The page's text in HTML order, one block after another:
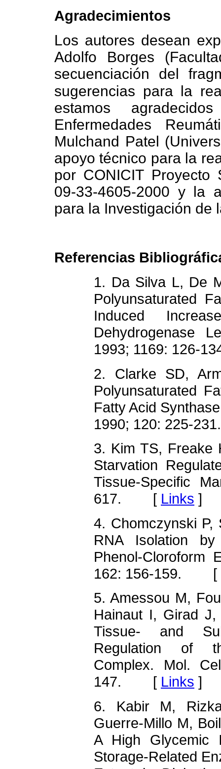
Agradecimientos
Los autores desean
Adolfo Borges
secuenciación del
sugerencias para la
estamos
Enfermedades
Mulchand Patel
apoyo técnico para la
por CONICIT Proyecto
09-33-4605-2000 y la
para la Investigación de
Referencias
1. Da Silva L, De
Polyunsaturated
Induced
Dehydrogenase
1993; 1169:
2. Clarke SD,
Polyunsaturated
Fatty Acid
1990; 120: 225-
3. Kim TS, Freake
Starvation
Tissue-Specific
617. [ Links ]
4. Chomczynski P,
RNA Isolation by
Phenol-Cloroform
162: 156-159. [
5. Amessou M,
Hainaut I, Girad
Tissue- and
Regulation of
Complex. Mol.
147. [ Links ]
6. Kabir M,
Guerre-Millo M,
A High Glycemic
Storage-Related